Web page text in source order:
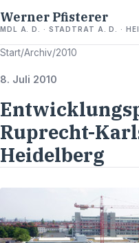
Werner Pfisterer
MDL A. D. · STADTRAT A. D. ·
Start/Archiv/2010
8. Juli 2010
Ruprecht-
Heidelberg